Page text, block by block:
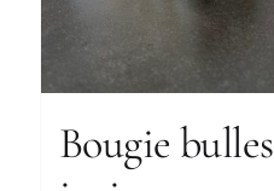
Bougie bulles